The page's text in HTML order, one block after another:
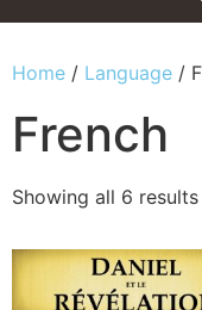
Home / Language /
French
Showing all 6 results